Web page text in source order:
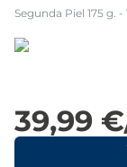
Segunda Piel 175 g.
39,99 €
3. patatas
5. verduras